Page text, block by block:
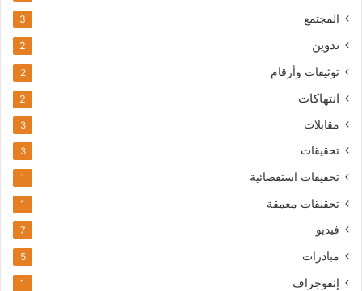
المجتمع 3
تدوين 2
توثيقات وأرقام 2
انتهاكات 2
مقابلات 3
تحقيقات 3
تحقيقات استقصائية 1
تحقيقات معمقة 1
فيديو 7
مبادرات 5
إنفوجراف 1